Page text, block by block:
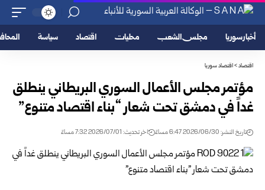
أخبار سوريا مجلس الشعب محليات اقتصاد سياسة
اقتصاد>اقتصاد سوريا
مؤتمر مجلس الأعمال السوري البريطاني ينطلق
غداً في دمشق ‏تحت شعار “بناء اقتصاد متنوع‎”‎
تاريخ النشر: 2026/06/30 6:47 مساءً اخر تحديث: 2026/07/01 7:32 مساءً